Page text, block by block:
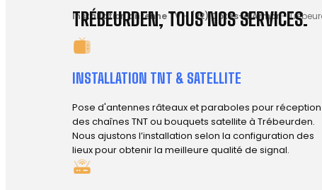
Installation antenne TV- (22) Côtes-d'Armor-
TRÉBEURDEN, TOUS NOS SERVICES.
INSTALLATION TNT & SATELLITE
Pose d'antennes râteaux et paraboles pour réception
des chaînes TNT ou bouquets satellite à Trébeurden.
Nous ajustons l’installation selon la configuration des
lieux pour obtenir la meilleure qualité de signal.